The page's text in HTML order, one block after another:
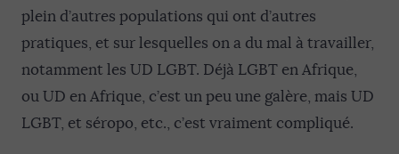
plein d’autres populations qui ont d’autres
pratiques, et sur lesquelles on a du mal à travailler,
notamment les UD LGBT. Déjà LGBT en Afrique,
ou UD en Afrique, c’est un peu une galère, mais UD
LGBT, et séropo, etc., c’est vraiment compliqué.